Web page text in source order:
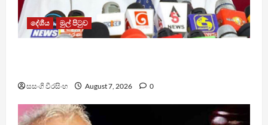
දේශීය මුල් පිටුව
සසංගි වීරසිංහ August 7, 2026 0